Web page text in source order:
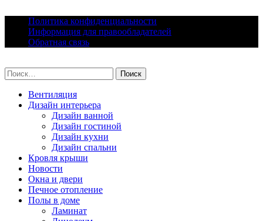
content
Политика конфиденциальности
Информация для правообладателей
Обратная связь
Найти:
Вентиляция
Дизайн интерьера
Дизайн ванной
Дизайн гостиной
Дизайн кухни
Дизайн спальни
Кровля крыши
Новости
Окна и двери
Печное отопление
Полы в доме
Ламинат